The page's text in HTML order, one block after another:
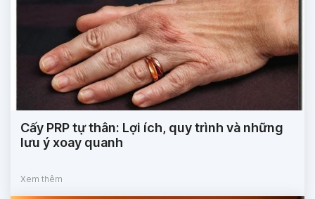
Cấy PRP tự thân: Lợi ích, quy trình và những
lưu ý xoay quanh
Xem thêm